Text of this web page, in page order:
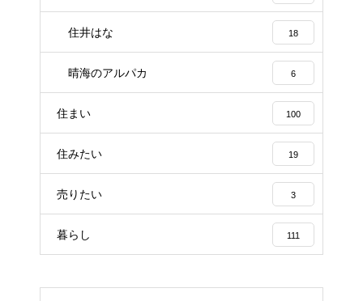
住井はな 18
晴海のアルパカ 6
住まい 100
住みたい 19
売りたい 3
暮らし 111